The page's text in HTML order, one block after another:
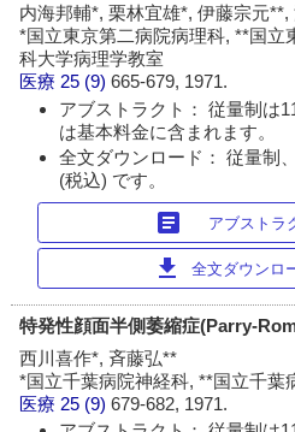
内海邦輔*, 栗林宜雄*, 伊藤宗元**,
*国立東京第二病院病理科, **国立
科大学病理学教室
医療 25 (9)665-679, 1971.
アブストラクト： 従量制は
は基本料金に含まれます。
全文ダウンロード： 従量制
(税込) です。
article アブストラ
download 全文ダウンロ
特発性顔面半側萎縮症(Parry-
西川喜作*, 斉藤弘**
*国立千葉病院神経科, **国立千葉
医療 25 (9)679-682, 1971.